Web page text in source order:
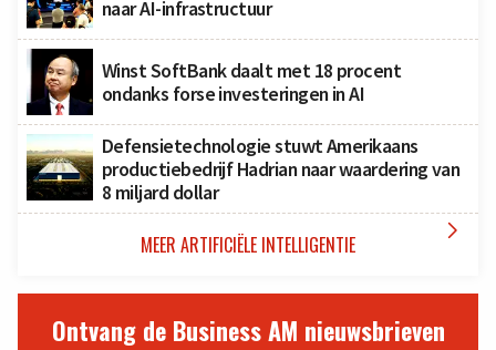
naar AI-infrastructuur
Winst SoftBank daalt met 18 procent
ondanks forse investeringen in AI
Defensietechnologie stuwt Amerikaans
productiebedrijf Hadrian naar waardering van
8 miljard dollar
MEER ARTIFICIËLE INTELLIGENTIE 
Ontvang de Business AM nieuwsbrieven